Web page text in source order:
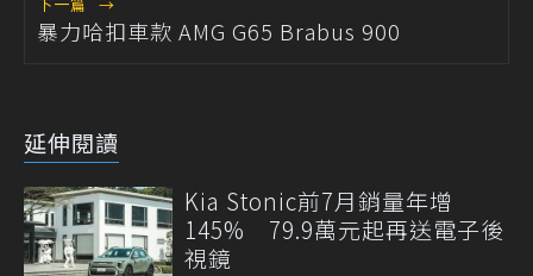
下一篇 →
暴力哈扣車款 AMG G65 Brabus 900
延伸閱讀
Kia Stonic前7月銷量年增
145% 79.9萬元起再送電子後
視鏡